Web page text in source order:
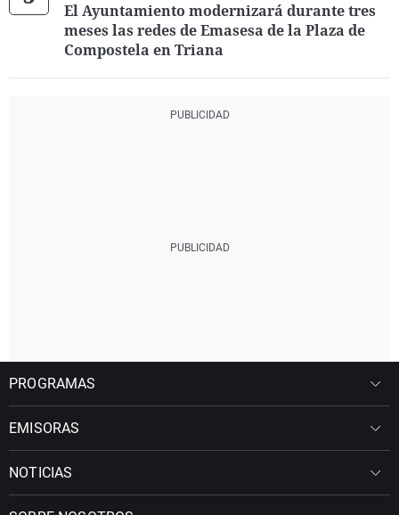
El Ayuntamiento modernizará durante tres
meses las redes de Emasesa de la Plaza de
Compostela en Triana
PROGRAMAS
EMISORAS
NOTICIAS